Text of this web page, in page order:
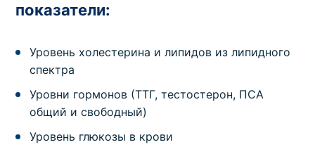
показатели:
Уровень холестерина и липидов из липидного
спектра
Уровни гормонов (ТТГ, тестостерон, ПСА
общий и свободный)
Уровень глюкозы в крови